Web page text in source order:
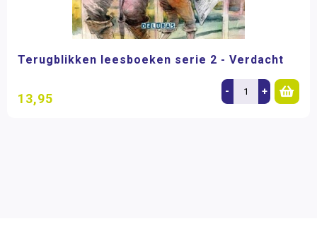
Terugblikken leesboeken serie 2 - Verdacht
13,95 - +